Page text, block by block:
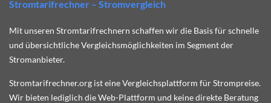
Stromtarifrechner – Stromvergleich
Mit unseren Stromtarifrechnern schaffen wir die Basis für schnelle
und übersichtliche Vergleichsmöglichkeiten im Segment der
Stromanbieter.
Stromtarifrechner.org ist eine Vergleichsplattform für Strompreise.
Wir bieten lediglich die Web-Plattform und keine direkte Beratung